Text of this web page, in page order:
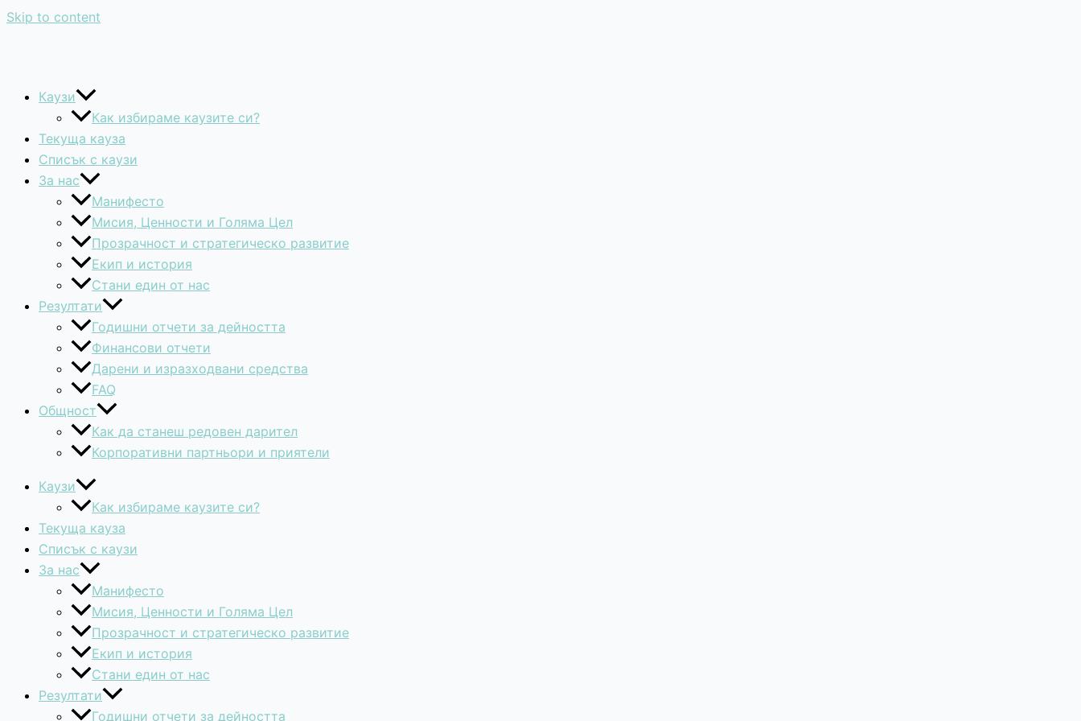
Skip to content
Каузи
Как избираме каузите си?
Текуща кауза
Списък с каузи
За нас
Манифесто
Мисия, Ценности и Голяма Цел
Прозрачност и стратегическо развитие
Екип и история
Стани един от нас
Резултати
Годишни отчети за дейността
Финансови отчети
Дарени и изразходвани средства
FAQ
Общност
Как да станеш редовен дарител
Корпоративни партньори и приятели
Каузи
Как избираме каузите си?
Текуща кауза
Списък с каузи
За нас
Манифесто
Мисия, Ценности и Голяма Цел
Прозрачност и стратегическо развитие
Екип и история
Стани един от нас
Резултати
Годишни отчети за дейността